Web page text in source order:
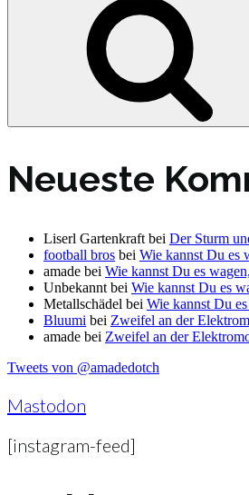
Neueste
Liserl Gartenkraft bei Der Sturm
football bros bei Wie kannst Du es
amade bei Wie kannst Du es
Unbekannt bei Wie kannst Du es
Metallschädel bei Wie kannst Du
Bluumi bei Zweifel an der
amade bei Zweifel an der
Tweets von @amadedotch
Mastodon
[instagram-feed]